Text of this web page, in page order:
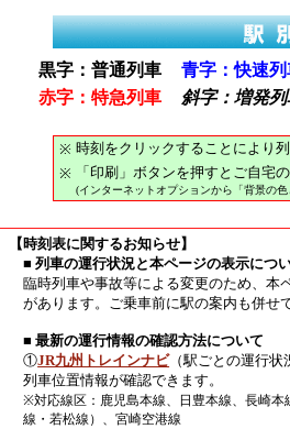
黒字：普通列車
青字：快速
赤字：特急列車
斜字：増発
※ 時刻をクリックすることにより
※
「印刷」ボタンを押すとご自宅
(インターネットオプションから「背景の
【時刻表に関するお知らせ】
■ 列車の運行状況と本ページの表示につ
臨時列車や事故等による変更のため、本
があります。ご乗車前に駅の案内も併せ
■ 最新の運行情報の確認方法について
①JR九州トレインナビ（駅ごとの運行状
列車位置情報が確認できます。
※対応線区：鹿児島本線、日豊本線、長崎本
線・若松線）、宮崎空港線